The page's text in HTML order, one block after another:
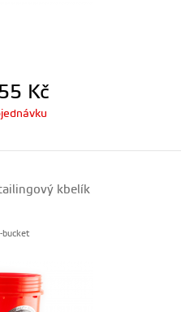
Kč
kbelík
bucket